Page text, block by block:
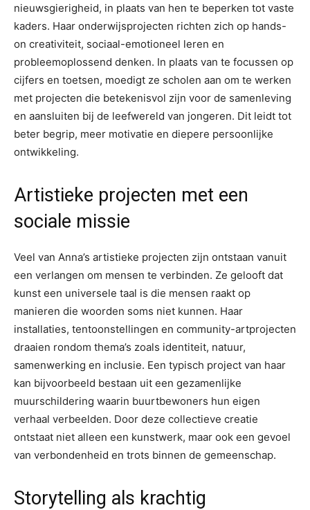
nieuwsgierigheid, in plaats van hen te beperken tot vaste
kaders. Haar onderwijsprojecten richten zich op hands-
on creativiteit, sociaal-emotioneel leren en
probleemoplossend denken. In plaats van te focussen op
cijfers en toetsen, moedigt ze scholen aan om te werken
met projecten die betekenisvol zijn voor de samenleving
en aansluiten bij de leefwereld van jongeren. Dit leidt tot
beter begrip, meer motivatie en diepere persoonlijke
ontwikkeling.
Artistieke projecten met een
sociale missie
Veel van Anna’s artistieke projecten zijn ontstaan vanuit
een verlangen om mensen te verbinden. Ze gelooft dat
kunst een universele taal is die mensen raakt op
manieren die woorden soms niet kunnen. Haar
installaties, tentoonstellingen en community-artprojecten
draaien rondom thema’s zoals identiteit, natuur,
samenwerking en inclusie. Een typisch project van haar
kan bijvoorbeeld bestaan uit een gezamenlijke
muurschildering waarin buurtbewoners hun eigen
verhaal verbeelden. Door deze collectieve creatie
ontstaat niet alleen een kunstwerk, maar ook een gevoel
van verbondenheid en trots binnen de gemeenschap.
Storytelling als krachtig